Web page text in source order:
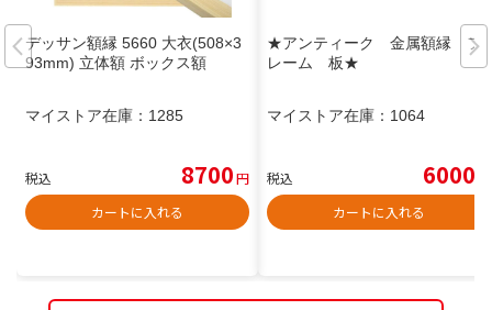
デッサン額縁 5660 大衣(508×3
93mm) 立体額 ボックス額
マイストア在庫： 1285
税込 8700円
カートに入れる
★アンティーク 金属額縁 フ
レーム 板★
マイストア在庫： 1064
税込 6000
カートに入れる